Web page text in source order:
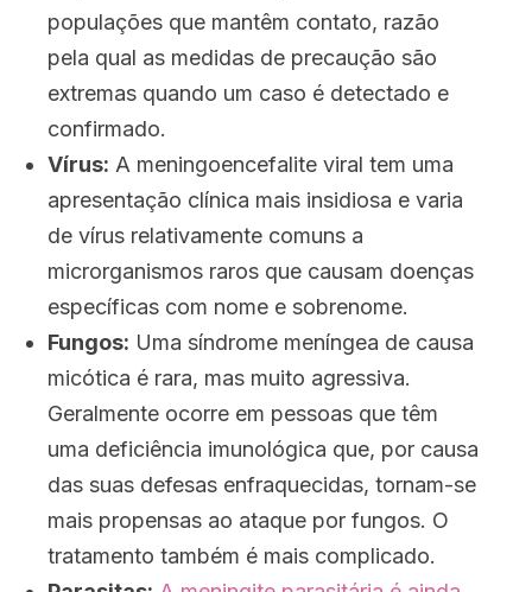
populações que mantêm contato, razão
pela qual as medidas de precaução são
extremas quando um caso é detectado e
confirmado.
Vírus: A meningoencefalite viral tem uma
apresentação clínica mais insidiosa e varia
de vírus relativamente comuns a
microrganismos raros que causam doenças
específicas com nome e sobrenome.
Fungos: Uma síndrome meníngea de causa
micótica é rara, mas muito agressiva.
Geralmente ocorre em pessoas que têm
uma deficiência imunológica que, por causa
das suas defesas enfraquecidas, tornam-se
mais propensas ao ataque por fungos. O
tratamento também é mais complicado.